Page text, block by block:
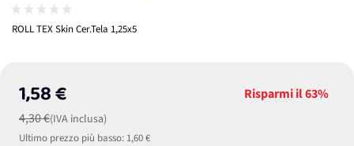
ROLL TEX Skin Cer.Tela 1,25x5
1,58 €
4,30 €(IVA inclusa)
Risparmi il63%
Ultimo prezzo più basso: 1,60 €